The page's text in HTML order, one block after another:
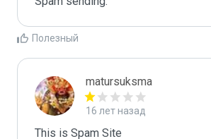
Полезный
matursuksma
16 лет назад
This is Spam Site